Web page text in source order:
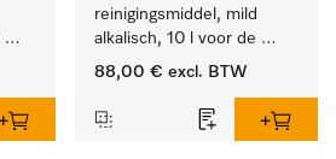
reinigingsmiddel, mild
alkalisch, 10 l voor de
reiniging van lichte
bestek en glazen.
88,00 € excl. BTW